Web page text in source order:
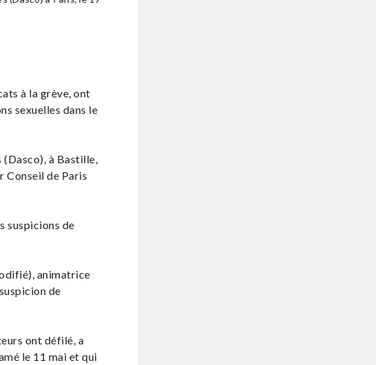
à la grève, ont
sexuelles dans le
à Bastille,
Conseil de Paris
suspicions de
animatrice
de
ont défilé, a
le 11 mai et qui